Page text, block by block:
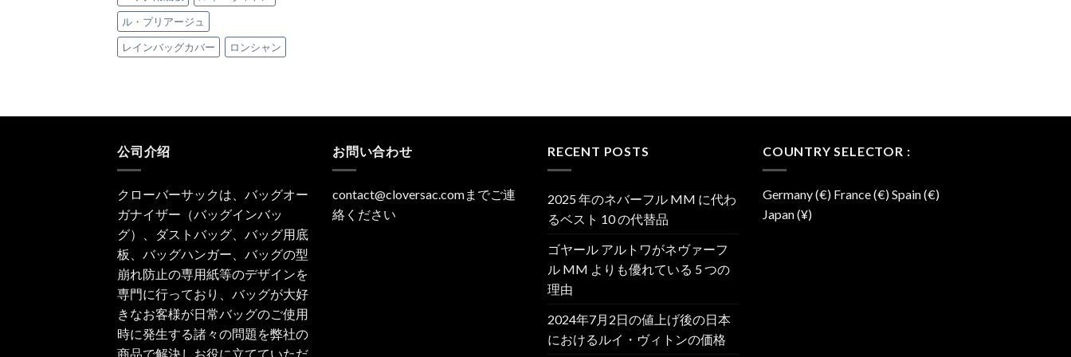
ル・プリアージュ
レインバッグカバー
ロンシャン
公司介绍
クローバーサックは、バッグオー
ガナイザー（バッグインバッ
グ）、ダストバッグ、バッグ用底
板、バッグハンガー、バッグの型
崩れ防止の専用紙等のデザインを
専門に行っており、バッグが大好
きなお客様が日常バッグのご使用
時に発生する諸々の問題を弊社の
商品で解決しお役に立てていただ
お問い合わせ
contact@cloversac.comまでご連
絡ください
RECENT POSTS
2025 年のネバーフル MM に代わ
るベスト 10 の代替品
ゴヤール アルトワがネヴァーフ
ル MM よりも優れている 5 つの
理由
2024年7月2日の値上げ後の日本
におけるルイ・ヴィトンの価格
COUNTRY SELECTOR :
Germany (€) France (€) Spain (€)
Japan (¥)